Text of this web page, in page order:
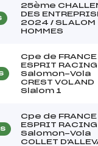
25ème
DES
2024 / SLALOM
HOMMES
Cpe de FRANCE
ESPRIT RACING
Salomon-Vola
CREST VOLAND
Slalom 1
Cpe de FRANCE
ESPRIT RACING
Salomon-Vola
COLLET